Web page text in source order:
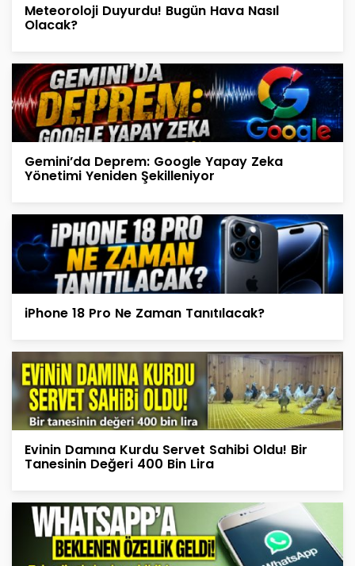
Meteoroloji Duyurdu! Bugün Hava Nasıl
Olacak?
Gemini’da Deprem: Google Yapay Zeka
Yönetimi Yeniden Şekilleniyor
iPhone 18 Pro Ne Zaman Tanıtılacak?
Evinin Damına Kurdu Servet Sahibi Oldu! Bir
Tanesinin Değeri 400 Bin Lira